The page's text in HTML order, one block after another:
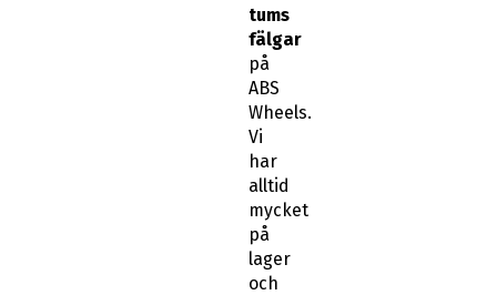
tums
fälgar
på
ABS
Wheels.
Vi
har
alltid
mycket
på
lager
och